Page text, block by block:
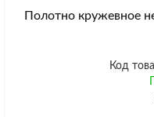
Полотно кружевное
Код